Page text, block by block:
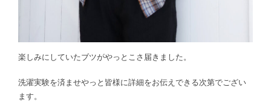
楽しみにしていたブツがやっとこさ届きました。
洗濯実験を済ませやっと皆様に詳細をお伝えできる次第でござい
ます。